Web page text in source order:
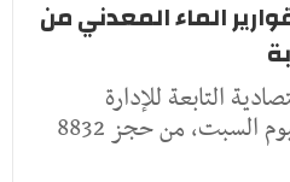
الماء المعدني من
التابعة للإدارة
الجهوية للتجارة بنابل، اليوم السبت، من حجز 8832